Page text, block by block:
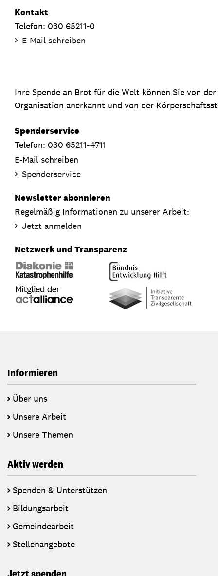
Kontakt
Telefon: 030 65211-0
E-Mail schreiben
Ihre Spende an Brot für die Welt können Sie von
Organisation anerkannt und von der
Spenderservice
Telefon: 030 65211-4711
E-Mail schreiben
Spenderservice
Newsletter abonnieren
Regelmäßig Informationen zu unserer Arbeit:
Jetzt anmelden
Netzwerk und Transparenz
Informieren
Über uns
Unsere Arbeit
Unsere Themen
Aktiv werden
Spenden & Unterstützen
Bildungsarbeit
Gemeindearbeit
Stellenangebote
Jetzt spenden